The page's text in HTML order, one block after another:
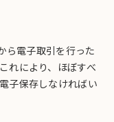
ら電子取引を行った
れにより、ほぼすべ
子保存しなければい